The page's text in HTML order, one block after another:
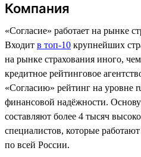
Компания
«Согласие» работает на рынке
Входит в топ-10 крупнейших
на рынке страхования иного,
кредитное рейтинговое
«Согласию» рейтинг на
финансовой надёжности. Основу
составляют более 4 тысяч
специалистов, которые
по всей России.